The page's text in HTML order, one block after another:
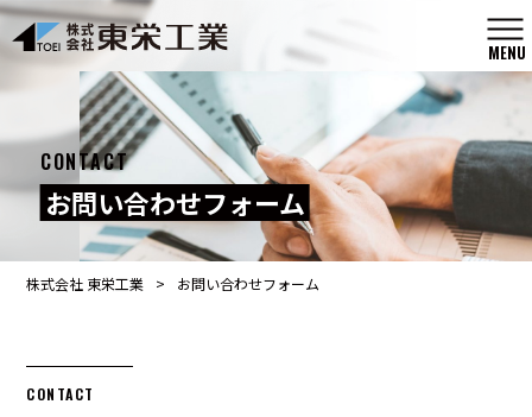
MENU
CONTACT
お問い合わせフォーム
株式会社 東栄工業 > お問い合わせフォーム
CONTACT